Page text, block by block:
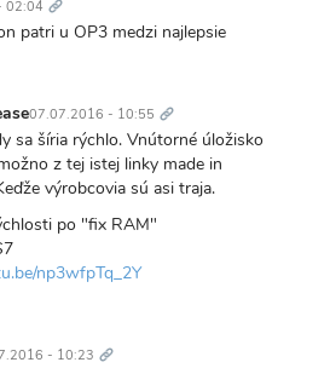
02:04
patri u OP3 medzi najlepsie
07.07.2016 - 10:55 odkaz
sa šíria rýchlo. Vnútorné úložisko
z tej istej linky made in
výrobcovia sú asi traja.
po "fix RAM"
np3wfpTq_2Y
- 10:23 odkaz